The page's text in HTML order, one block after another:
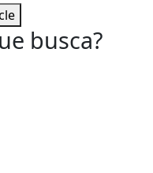
busca?